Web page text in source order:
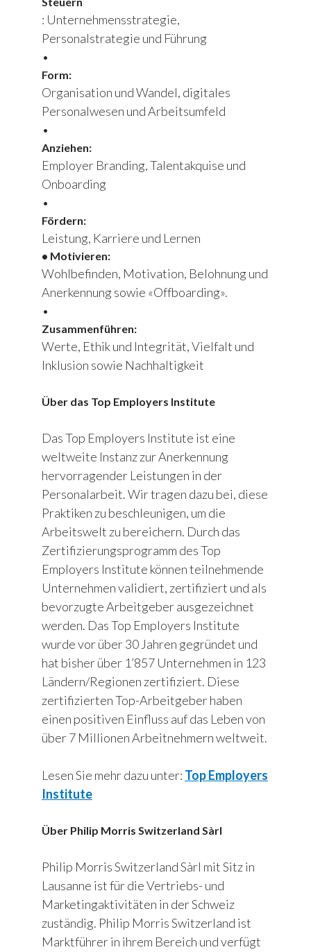
: Unternehmensstrategie,
Personalstrategie und Führung
•
Form:
Organisation und Wandel, digitales
Personalwesen und Arbeitsumfeld
•
Anziehen:
Employer Branding, Talentakquise und
Onboarding
•
Fördern:
Leistung, Karriere und Lernen
• Motivieren:
Wohlbefinden, Motivation, Belohnung und
Anerkennung sowie «Offboarding».
•
Zusammenführen:
Werte, Ethik und Integrität, Vielfalt und
Inklusion sowie Nachhaltigkeit
Über das Top Employers Institute
Das Top Employers Institute ist eine
weltweite Instanz zur Anerkennung
hervorragender Leistungen in der
Personalarbeit. Wir tragen dazu bei, diese
Praktiken zu beschleunigen, um die
Arbeitswelt zu bereichern. Durch das
Zertifizierungsprogramm des Top
Employers Institute können teilnehmende
Unternehmen validiert, zertifiziert und als
bevorzugte Arbeitgeber ausgezeichnet
werden. Das Top Employers Institute
wurde vor über 30 Jahren gegründet und
hat bisher über 1’857 Unternehmen in 123
Ländern/Regionen zertifiziert. Diese
zertifizierten Top-Arbeitgeber haben
einen positiven Einfluss auf das Leben von
über 7 Millionen Arbeitnehmern weltweit.
Lesen Sie mehr dazu unter: Top Employers
Institute
Über Philip Morris Switzerland Sàrl
Philip Morris Switzerland Sàrl mit Sitz in
Lausanne ist für die Vertriebs- und
Marketingaktivitäten in der Schweiz
zuständig. Philip Morris Switzerland ist
Marktführer in ihrem Bereich und verfügt